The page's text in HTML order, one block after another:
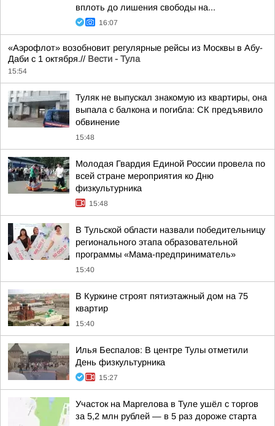
вплоть до лишения свободы на...
16:07
«Аэрофлот» возобновит регулярные рейсы из Москвы в Абу-
Даби с 1 октября.// Вести - Тула
15:54
Туляк не выпускал знакомую из квартиры, она
выпала с балкона и погибла: СК предъявило
обвинение
15:48
Молодая Гвардия Единой России провела по
всей стране мероприятия ко Дню
физкультурника
15:48
В Тульской области назвали победительницу
регионального этапа образовательной
программы «Мама-предприниматель»
15:40
В Куркине строят пятиэтажный дом на 75
квартир
15:40
Илья Беспалов: В центре Тулы отметили
День физкультурника
15:27
Участок на Маргелова в Туле ушёл с торгов
за 5,2 млн рублей — в 5 раз дороже старта